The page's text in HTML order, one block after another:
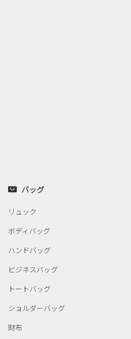
バッグ
リュック
ボディバッグ
ハンドバッグ
ビジネスバッグ
トートバッグ
ショルダーバッグ
財布